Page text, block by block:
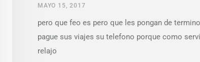
MAYO 15, 2017
pero que feo es pero que les pongan de
pague sus viajes su telefono porque como
relajo